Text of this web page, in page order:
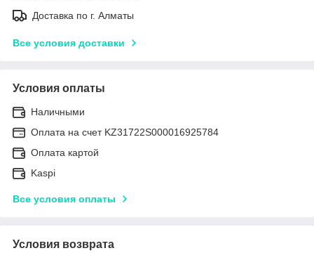
Доставка по г. Алматы
Все условия доставки
Условия оплаты
Наличными
Оплата на счет KZ31722S000016925784
Оплата картой
Kaspi
Все условия оплаты
Условия возврата